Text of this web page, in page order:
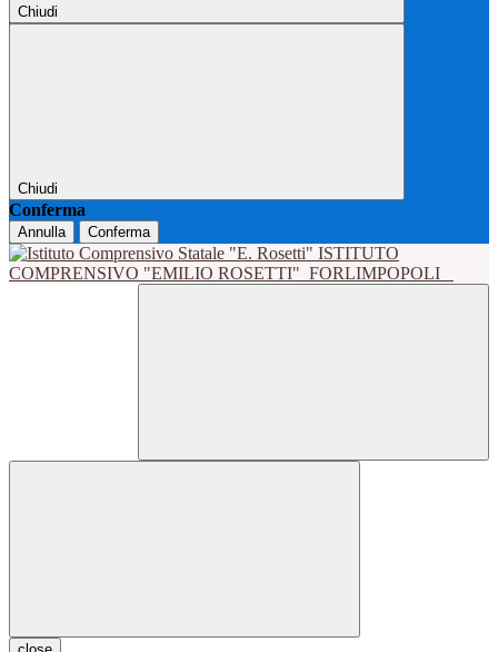
Chiudi
Chiudi
Conferma
Annulla Conferma
ISTITUTO
COMPRENSIVO "EMILIO ROSETTI" FORLIMPOPOLI